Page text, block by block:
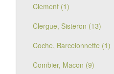
Clement (1)
Clergue, Sisteron (13)
Coche, Barcelonnette (1)
Combier, Macon (9)